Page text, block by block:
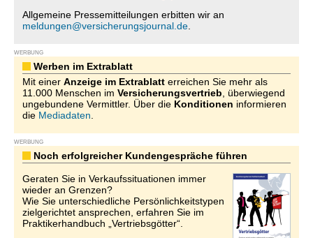
Allgemeine Pressemitteilungen erbitten wir an
meldungen@versicherungsjournal.de
WERBUNG
Werben im Extrablatt
Mit einer Anzeige im Extrablatt erreichen Sie mehr als
11.000 Menschen im Versicherungsvertrieb , überwiegend
ungebundene Vermittler. Über die Konditionen informieren
die Mediadaten
WERBUNG
Noch erfolgreicher Kundengespräche führen
Geraten Sie in Verkaufssituationen immer
wieder an Grenzen?
Wie Sie unterschiedliche Persönlichkeitstypen
zielgerichtet ansprechen, erfahren Sie im
Praktikerhandbuch „Vertriebsgötter“.